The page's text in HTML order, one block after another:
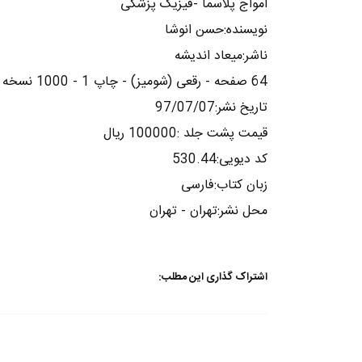
امواج پلاسما -فیزیک پزشکی
نویسنده:حسن انوشا
ناشر:میعاد اندیشه
64 صفحه - رقعی (شومیز) - چاپ 1 - 1000 نسخه
تاریخ نشر:97/07/07
قیمت پشت جلد :100000 ریال
کد دیویی:530.44
زبان کتاب:فارسی
محل نشر:تهران - تهران
اشتراک گذاری این مطلب: